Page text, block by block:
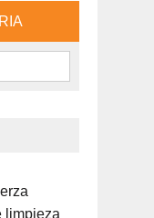
limpieza